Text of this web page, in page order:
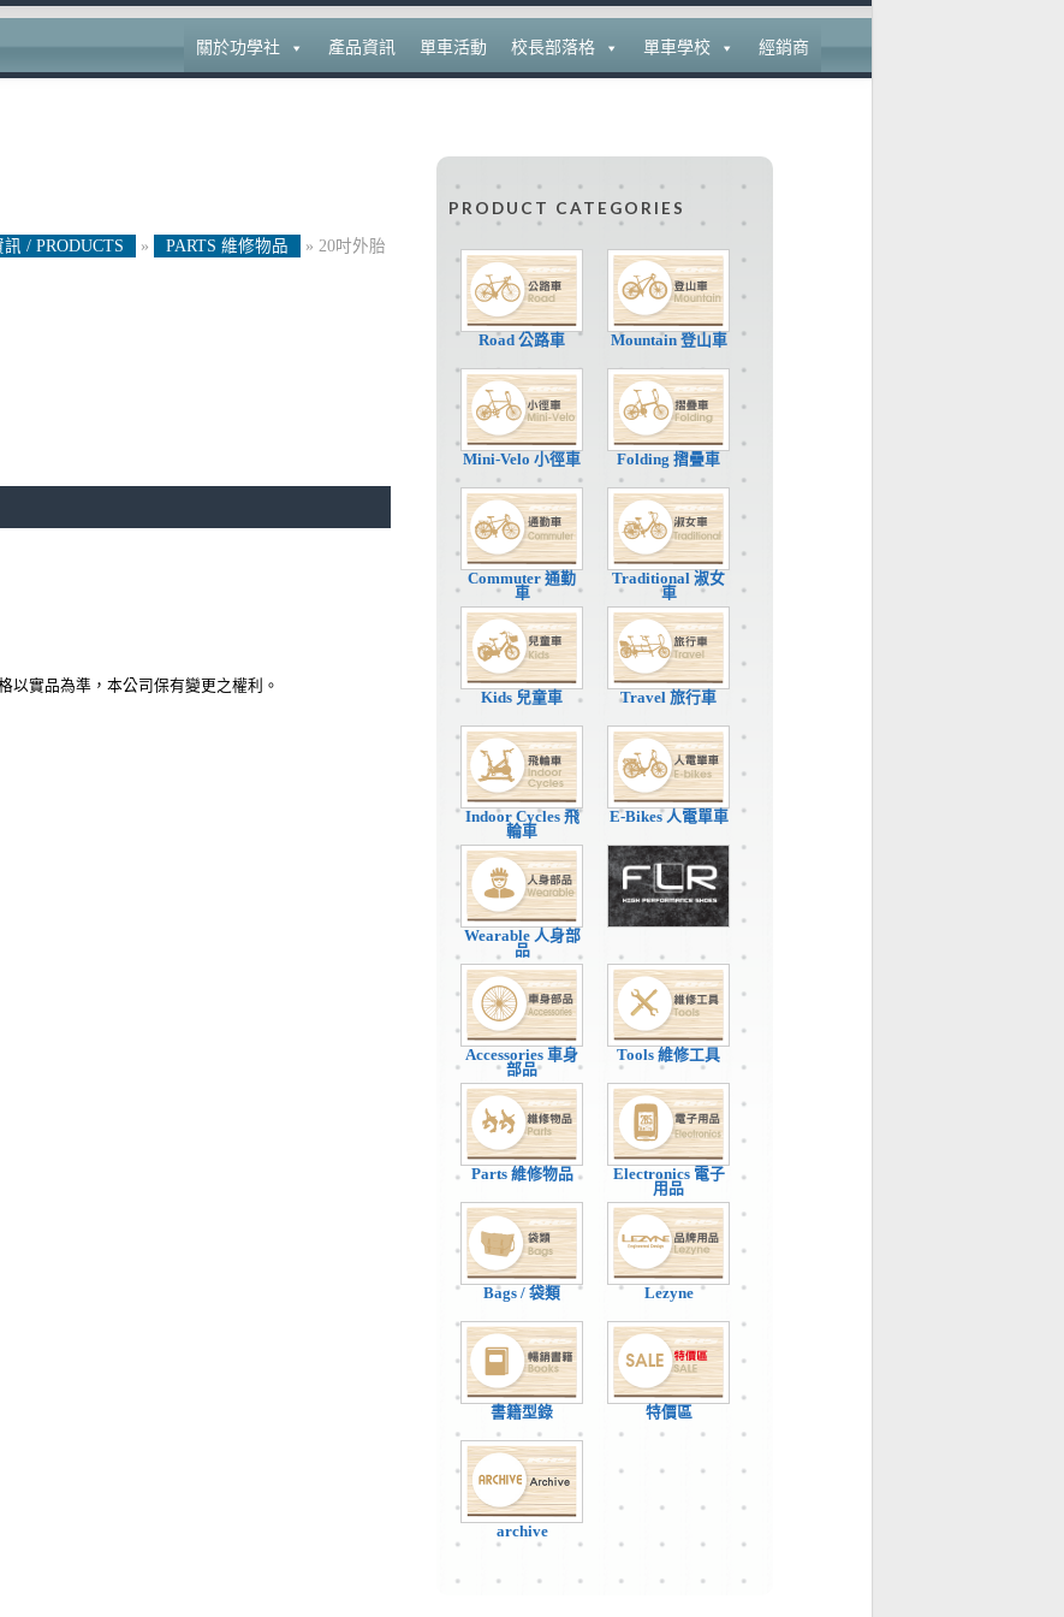
關於功學社 產品資訊 單車活動 校長部落格 單車學校 經銷商
/ PRODUCTS » PARTS 維修物品 » 20吋外胎
以實品為準，本公司保有變更之權利。
PRODUCT CATEGORIES
Road 公路車 Mountain 登山車
Mini-Velo 小徑車 Folding 摺疊車
Commuter 通勤
車
Traditional 淑女
車
Kids 兒童車 Travel 旅行車
Indoor Cycles 飛
輪車
E-Bikes 人電單車
Wearable 人身部
品
Accessories 車身
部品
Tools 維修工具
Parts 維修物品
Electronics 電子
用品
Bags / 袋類 Lezyne
書籍型錄 特價區
archive